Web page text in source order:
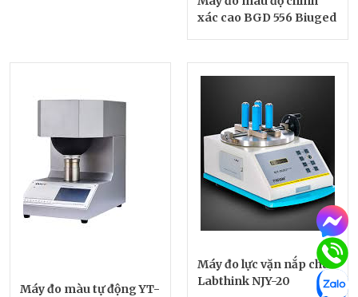
xác cao BGD 556 Biuged
Máy đo màu tự động YT-
Máy đo lực vặn nắp chai
Labthink NJY-20